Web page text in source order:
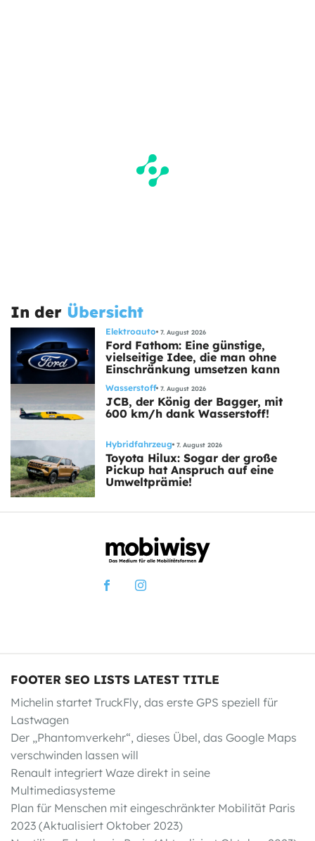
In der Übersicht
Elektroauto 7. August 2026
Ford Fathom: Eine günstige,
vielseitige Idee, die man ohne
Einschränkung umsetzen kann
Wasserstoff 7. August 2026
JCB, der König der Bagger, mit
600 km/h dank Wasserstoff!
Hybridfahrzeug 7. August 2026
Toyota Hilux: Sogar der große
Pickup hat Anspruch auf eine
Umweltprämie!
FOOTER SEO LISTS LATEST TITLE
Michelin startet TruckFly, das erste GPS speziell für
Lastwagen
Der „Phantomverkehr“, dieses Übel, das Google Maps
verschwinden lassen will
Renault integriert Waze direkt in seine
Multimediasysteme
Plan für Menschen mit eingeschränkter Mobilität Paris
2023 (Aktualisiert Oktober 2023)